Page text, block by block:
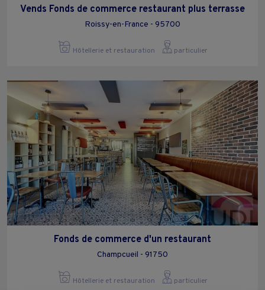
Vends Fonds de commerce restaurant plus terrasse
Roissy-en-France - 95700
Hôtellerie et restauration particulier
Fonds de commerce d'un restaurant
Champcueil - 91750
Hôtellerie et restauration particulier